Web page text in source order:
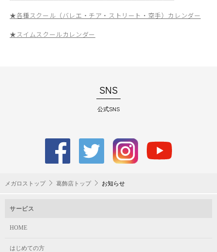
★各種スクール（バレエ・チア・ストリート・空手）カレンダー
★スイムスクールカレンダー
SNS
公式SNS
メガロストップ 葛飾店トップ お知らせ
サービス
HOME
はじめての方